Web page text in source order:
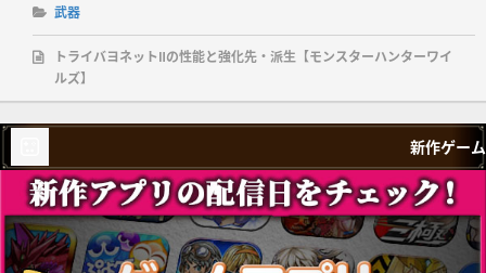
武器
トライバヨネットⅡの性能と強化先・派生【モンスターハンターワイ
ルズ】
新作ゲーム